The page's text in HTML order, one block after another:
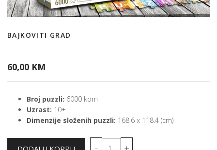
BAJKOVITI GRAD
60,00 KM
Broj puzzli: 6000 kom
Uzrast: 10+
Dimenzije složenih puzzli: 168.6 x 118.4 (cm)